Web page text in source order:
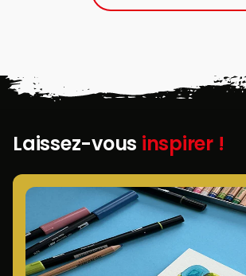
Laissez-vous inspirer !